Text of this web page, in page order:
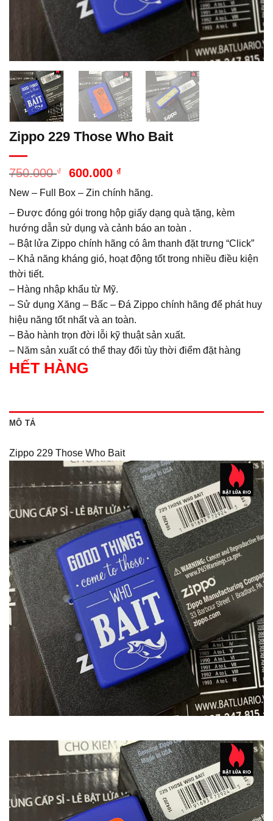
Zippo 229 Those Who Bait
750.000₫
Giá
là:
750.000 ₫.
600.000 ₫
tại
là:
600.000 ₫.
New – Full Box – Zin chính hãng.
– Được đóng gói trong hộp giấy dạng quà tặng, kèm
hướng dẫn sử dụng và cảnh báo an toàn .
– Bật lửa Zippo chính hãng có âm thanh đặt trưng “Click”
– Khả năng kháng gió, hoạt động tốt trong nhiều điều kiện
thời tiết.
– Hàng nhập khẩu từ Mỹ.
– Sử dụng Xăng – Bấc – Đá Zippo chính hãng để phát huy
hiệu năng tốt nhất và an toàn.
– Bảo hành trọn đời lỗi kỹ thuật sản xuất.
– Năm sản xuất có thể thay đổi tùy thời điểm đặt hàng
HẾT HÀNG
MÔ TẢ
Zippo 229 Those Who Bait